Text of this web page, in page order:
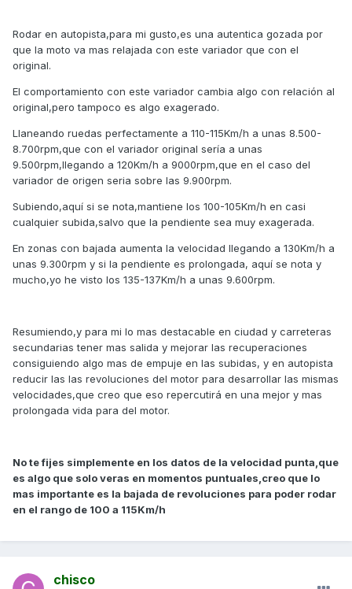
Rodar en autopista,para mi gusto,es una autentica gozada por
que la moto va mas relajada con este variador que con el
original.
El comportamiento con este variador cambia algo con relación al
original,pero tampoco es algo exagerado.
Llaneando ruedas perfectamente a 110-115Km/h a unas 8.500-
8.700rpm,que con el variador original sería a unas
9.500rpm,llegando a 120Km/h a 9000rpm,que en el caso del
variador de origen seria sobre las 9.900rpm.
Subiendo,aquí si se nota,mantiene los 100-105Km/h en casi
cualquier subida,salvo que la pendiente sea muy exagerada.
En zonas con bajada aumenta la velocidad llegando a 130Km/h a
unas 9.300rpm y si la pendiente es prolongada, aquí se nota y
mucho,yo he visto los 135-137Km/h a unas 9.600rpm.
Resumiendo,y para mi lo mas destacable en ciudad y carreteras
secundarias tener mas salida y mejorar las recuperaciones
consiguiendo algo mas de empuje en las subidas, y en autopista
reducir las las revoluciones del motor para desarrollar las mismas
velocidades,que creo que eso repercutirá en una mejor y mas
prolongada vida para del motor.
No te fijes simplemente en los datos de la velocidad punta,que
es algo que solo veras en momentos puntuales,creo que lo
mas importante es la bajada de revoluciones para poder rodar
en el rango de 100 a 115Km/h
chisco